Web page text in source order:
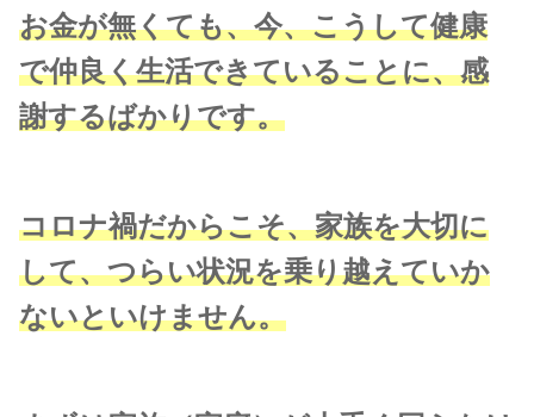
お金が無くても、今、こうして健康
で仲良く生活できていることに、感
謝するばかりです。
コロナ禍だからこそ、家族を大切に
して、つらい状況を乗り越えていか
ないといけません。